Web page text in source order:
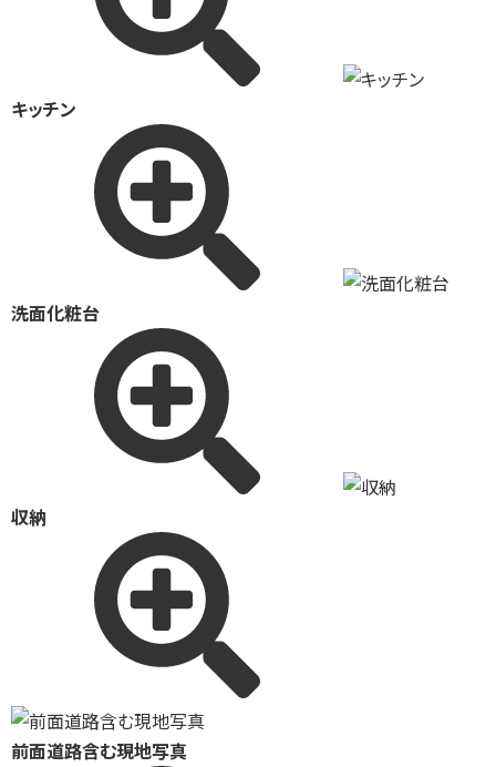
キッチン
洗面化粧台
収納
前面道路含む現地写真